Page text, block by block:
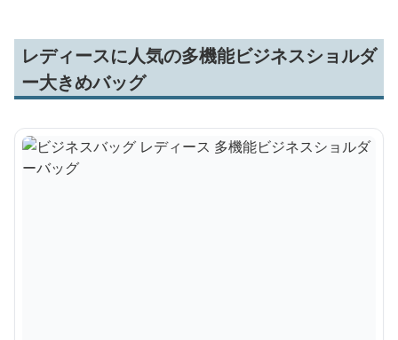
レディースに人気の多機能ビジネスショルダ
ー大きめバッグ